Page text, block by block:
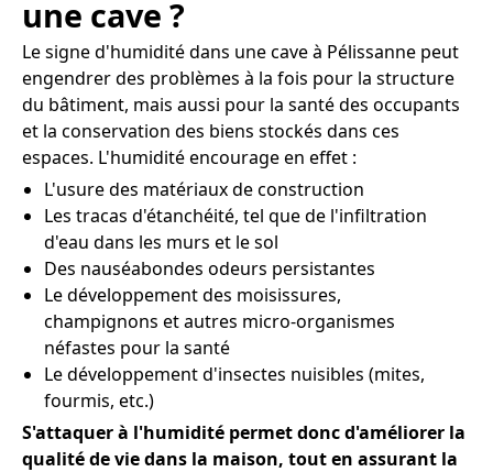
une cave ?
Le signe d'humidité dans une cave à Pélissanne peut
engendrer des problèmes à la fois pour la structure
du bâtiment, mais aussi pour la santé des occupants
et la conservation des biens stockés dans ces
espaces. L'humidité encourage en effet :
L'usure des matériaux de construction
Les tracas d'étanchéité, tel que de l'infiltration
d'eau dans les murs et le sol
Des nauséabondes odeurs persistantes
Le développement des moisissures,
champignons et autres micro-organismes
néfastes pour la santé
Le développement d'insectes nuisibles (mites,
fourmis, etc.)
S'attaquer à l'humidité permet donc d'améliorer la
qualité de vie dans la maison, tout en assurant la